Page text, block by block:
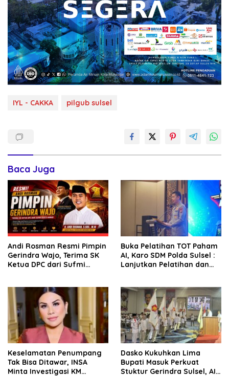
IYL - CAKKA pilgub sulsel
Baca Juga
Andi Rosman Resmi Pimpin
Gerindra Wajo, Terima SK
Ketua DPC dari Sufmi
Buka Pelatihan TOT Paham
AI, Karo SDM Polda Sulsel :
Lanjutkan Pelatihan dan
Keselamatan Penumpang
Tak Bisa Ditawar, INSA
Minta Investigasi KM
Dasko Kukuhkan Lima
Bupati Masuk Perkuat
Stuktur Gerindra Sulsel, AIA